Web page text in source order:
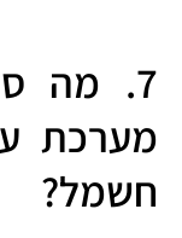
7. מה
מערכת
חשמל?